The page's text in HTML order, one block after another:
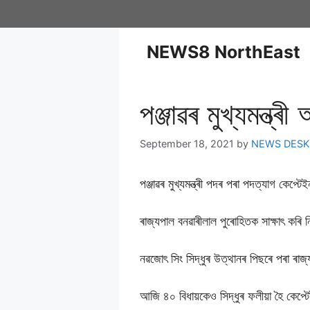
NEWS8 NorthEast
পঞ্জাৱৰ
September 18, 2021 by NEWS DESK
পঞ্জাৱৰ মুখ্যমন্ত্ৰী পদৰ পৰা পদত্যাগ
ৰাজ্যপাল বনৱাৰীলাল পুৰোহিতক সাক্ষাৎ
নৱজোৎ সিং সিদ্ধুৰ উত্থানৰ পিছৰে পৰা
আজি ৪০ বিধায়কেও সিদ্ধুৰ ফলীয়া হৈ